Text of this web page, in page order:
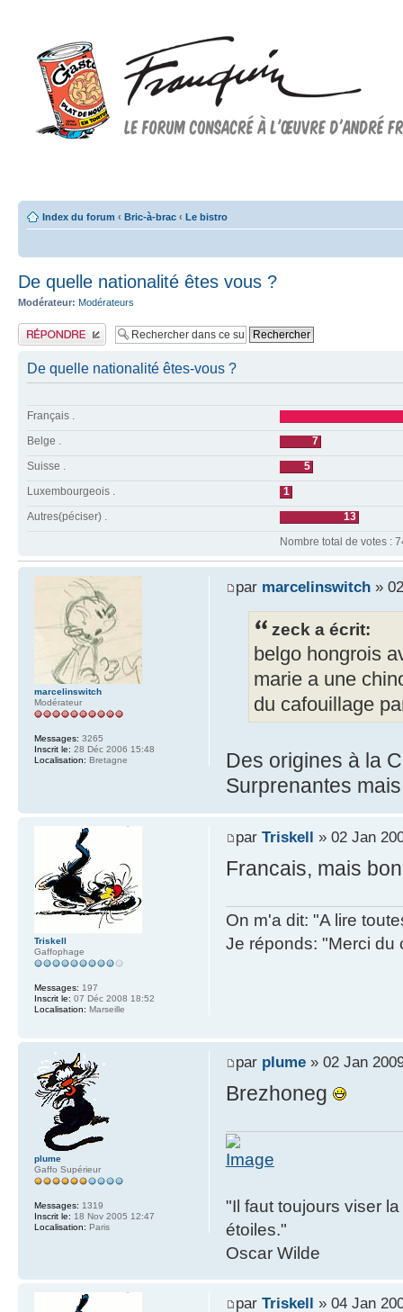
Index du forum ‹ Bric-à-brac ‹ Le bistro
De quelle nationalité êtes vous ?
Modérateur: Modérateurs
Publier une réponse
De quelle nationalité êtes-vous ?
Français .
Belge .
7
Suisse .
5
Luxembourgeois .
1
Autres(péciser) .
13
Nombre total de votes :
par marcelinswitch»
zeck a écrit:
belgo hongrois
marie a une
du cafouillage
Des origines à la
Surprenantes
marcelinswitch
Modérateur
Messages: 3265
Inscrit le: 28 Déc 2006 15:48
Localisation: Bretagne
par Triskell » 02 Jan
Francais, mais
On m'a dit: "A lire
Je réponds: "Merci du
Triskell
Gaffophage
Messages: 197
Inscrit le: 07 Déc 2008 18:52
Localisation: Marseille
par plume» 02 Jan
Brezhoneg
"Il faut toujours viser
étoiles."
Oscar Wilde
plume
Gaffo Supérieur
Messages: 1319
Inscrit le: 18 Nov 2005 12:47
Localisation: Paris
par Triskell » 04 Jan